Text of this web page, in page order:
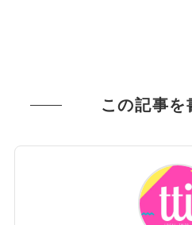
この記事を